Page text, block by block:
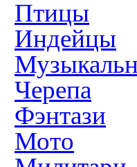
Птицы
Индейцы
Черепа
Фэнтази
Мото